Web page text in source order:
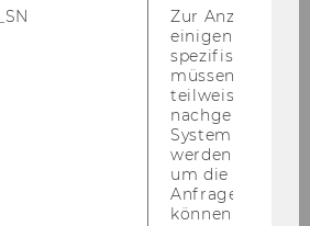
Zur Anzeige von
einigen WU-
spezifischen
müssen
teilweise von
nachgelagerten
System
werden.
um die Antwort
Anfrage
können.